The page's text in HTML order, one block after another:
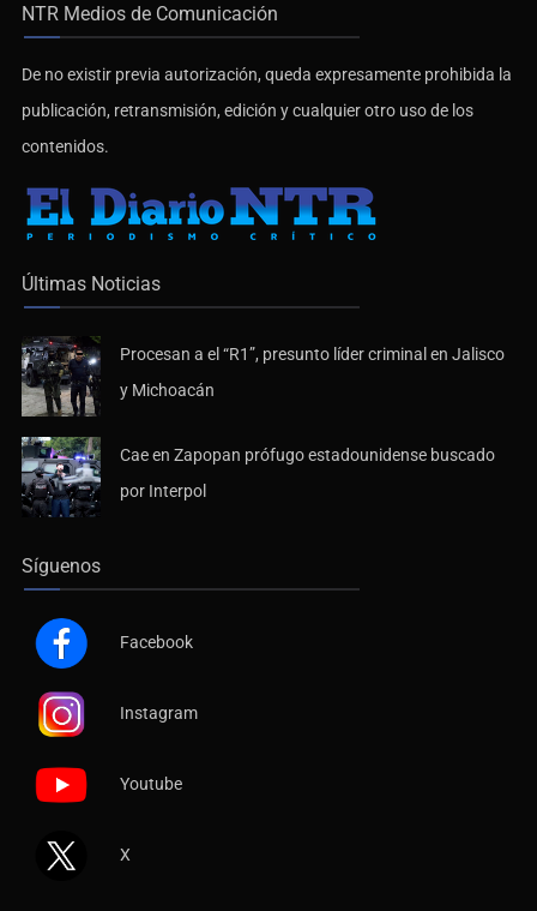
NTR Medios de Comunicación
De no existir previa autorización, queda expresamente prohibida la
publicación, retransmisión, edición y cualquier otro uso de los
contenidos.
Últimas Noticias
Procesan a el “R1”, presunto líder criminal en Jalisco
y Michoacán
Cae en Zapopan prófugo estadounidense buscado
por Interpol
Síguenos
Facebook
Instagram
Youtube
X